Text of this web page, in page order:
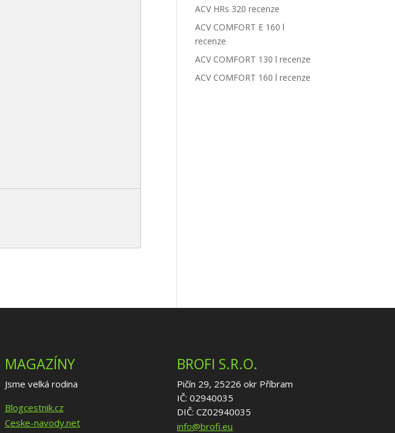
ACV HRs 320 recenze
ACV COMFORT E 160 l
recenze
ACV COMFORT 130 l recenze
ACV COMFORT 160 l recenze
MAGAZÍNY
Jsme velká rodina
Blogcestnik.cz
Ceske-navody.net
BROFI S.R.O.
Pičín 29, 25226 okr Příbram
IČ: 02940035
DIČ: CZ02940035
info@brofi.eu